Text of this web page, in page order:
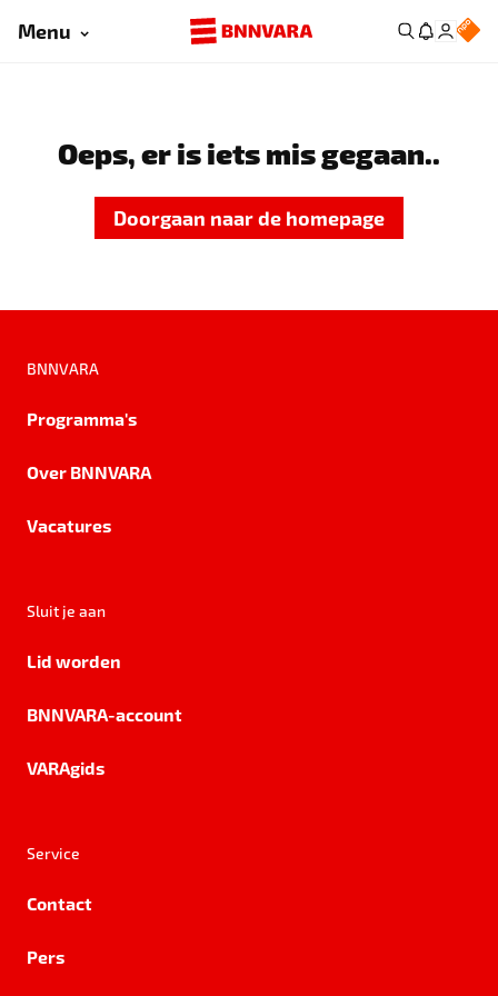
Menu
Oeps, er is iets mis gegaan..
Doorgaan naar de homepage
BNNVARA
Programma's
Over BNNVARA
Vacatures
Sluit je aan
Lid worden
BNNVARA-account
VARAgids
Service
Contact
Pers